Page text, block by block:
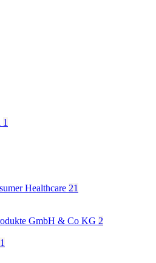
1
Healthcare 21
GmbH & Co KG 2
1